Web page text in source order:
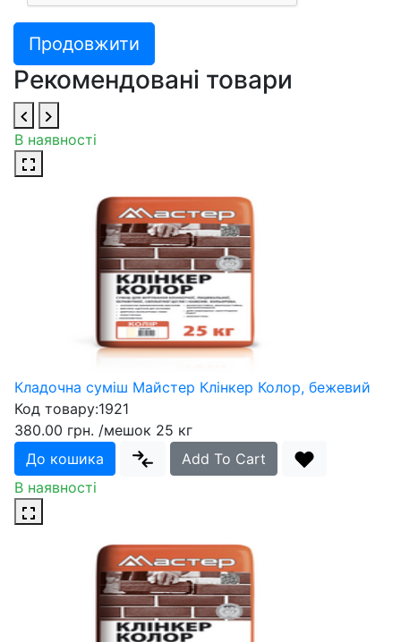
Продовжити
Рекомендовані товари
В наявності
Кладочна суміш Майстер Клінкер Колор, бежевий
Код товару:1921
380.00 грн. /мешок 25 кг
До кошика
Add To Cart
В наявності